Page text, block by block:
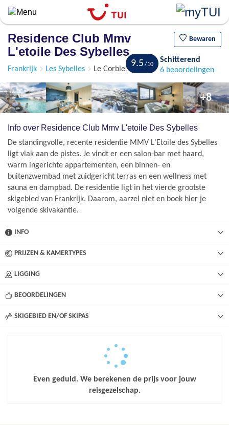
Overslaan
en
algemene
gaan
Residence Club Mmv
L'etoile Des Sybelles
Bewaren
Frankrijk Les Sybelles Le Corbier
9.5
Schitterend
6 beoordelingen
+8
Info over Residence Club Mmv L'etoile Des Sybelles
De standingvolle, recente residentie MMV L'Etoile des Sybelles
ligt vlak aan de pistes. Je vindt er een salon-bar met haard,
warm ingerichte appartementen, een binnen- en
buitenzwembad met zuidgericht terras en een wellness met
sauna en dampbad. De residentie ligt in het vierde grootste
skigebied van Frankrijk. Daarom, aarzel niet en boek hier je
volgende skivakantie.
INFO
PRIJZEN & KAMERTYPES
LIGGING
BEOORDELINGEN
SKIGEBIED EN/OF SKIPAS
Even geduld. We berekenen de prijs voor jouw
reisgezelschap.